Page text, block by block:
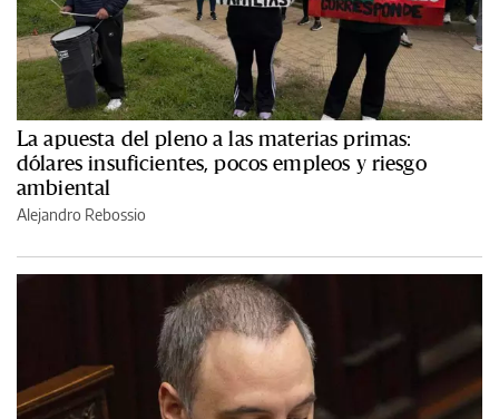
La apuesta del pleno a las materias primas:
dólares insuficientes, pocos empleos y riesgo
ambiental
Alejandro Rebossio